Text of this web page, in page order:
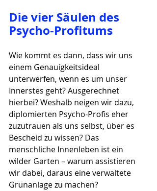
Die vier Säulen des
Psycho-Profitums
Wie kommt es dann, dass wir uns
einem Genauigkeitsideal
unterwerfen, wenn es um unser
Innerstes geht? Ausgerechnet
hierbei? Weshalb neigen wir dazu,
diplomierten Psycho-Profis eher
zuzutrauen als uns selbst, über es
Bescheid zu wissen? Das
menschliche Innenleben ist ein
wilder Garten – warum assistieren
wir dabei, daraus eine verwaltete
Grünanlage zu machen?